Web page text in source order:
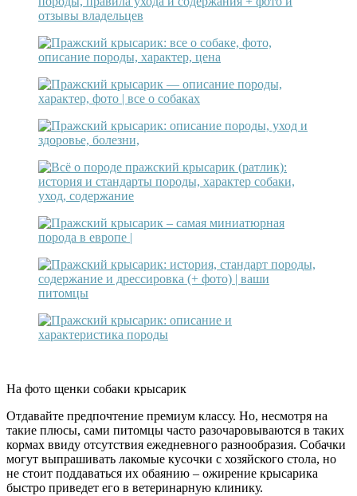
На фото щенки собаки крысарик
Отдавайте предпочтение премиум классу. Но, несмотря на
такие плюсы, сами питомцы часто разочаровываются в таких
кормах ввиду отсутствия ежедневного разнообразия. Собачки
могут выпрашивать лакомые кусочки с хозяйского стола, но
не стоит поддаваться их обаянию – ожирение крысарика
быстро приведет его в ветеринарную клинику.